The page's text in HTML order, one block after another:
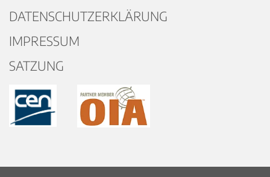
DATENSCHUTZERKLÄRUNG
IMPRESSUM
SATZUNG